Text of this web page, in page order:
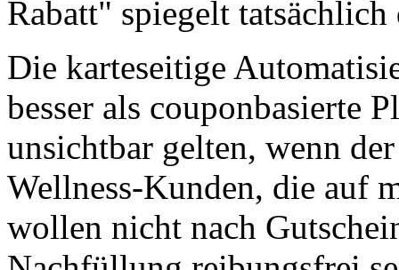
Rabatt" spiegelt tatsächlich
Die karteseitige
besser als couponbasierte
unsichtbar gelten, wenn
Wellness-Kunden, die auf
wollen nicht nach